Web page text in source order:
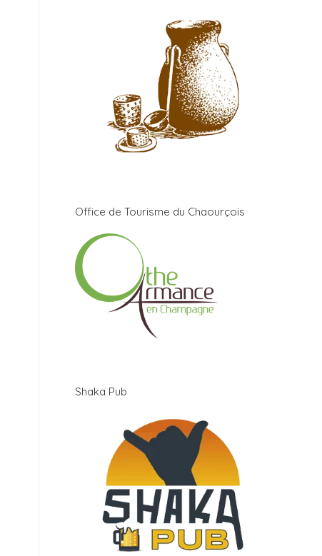
Office de Tourisme du Chaourçois
Shaka Pub